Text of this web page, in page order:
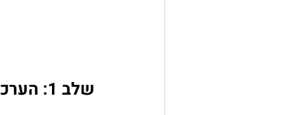
שלב 1: הערכת יכולת כלכלית ותקציב